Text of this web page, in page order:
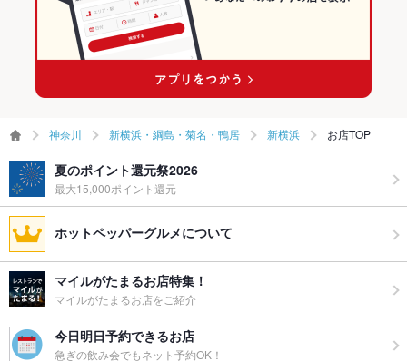
お子様連れOK
ー二次会
結婚式二次会プラン4500円、5000円とご用意。各種設備完備
しております。
お祝い・サ
プライズ対
可
備考 －
神奈川 新横浜・綱島・菊名・鴨居 新横浜 お店TOP
夏のポイント還元祭2026
最大15,000ポイント還元
ホットペッパーグルメについて
マイルがたまるお店特集！
マイルがたまるお店をご紹介
今日明日予約できるお店
急ぎの飲み会でもネット予約OK！